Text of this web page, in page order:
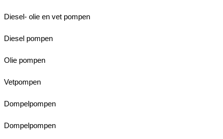
Diesel- olie en vet pompen
Diesel pompen
Olie pompen
Vetpompen
Dompelpompen
Dompelpompen